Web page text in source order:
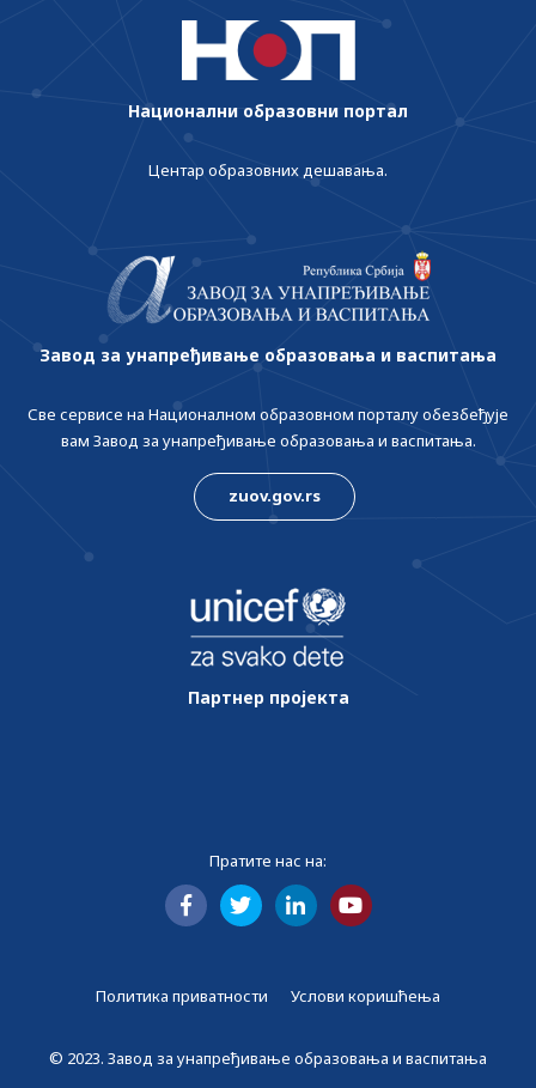
Национални образовни портал
Центар образовних дешавања.
Завод за унапређивање образовања и васпитања
Све сервисе на Националном образовном порталу обезбеђује
вам Завод за унапређивање образовања и васпитања.
zuov.gov.rs
Партнер пројекта
Пратите нас на:
Политика приватности Услови коришћења
© 2023. Завод за унапређивање образовања и васпитања